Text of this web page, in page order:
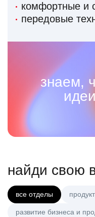
комфортные и
передовые
знаем,
найди свою
все отделы
развитие бизнеса и